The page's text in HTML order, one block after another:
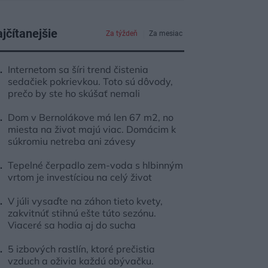
Za týždeň Za mesiac
Internetom sa šíri trend čistenia
sedačiek pokrievkou. Toto sú dôvody,
prečo by ste ho skúšať nemali
Dom v Bernolákove má len 67 m2, no
miesta na život majú viac. Domácim k
súkromiu netreba ani závesy
Tepelné čerpadlo zem-voda s hlbinným
vrtom je investíciou na celý život
V júli vysaďte na záhon tieto kvety,
zakvitnúť stihnú ešte túto sezónu.
Viaceré sa hodia aj do sucha
5 izbových rastlín, ktoré prečistia
vzduch a oživia každú obývačku.